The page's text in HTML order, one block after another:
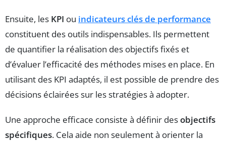
Ensuite, les KPI ou indicateurs clés de performance
constituent des outils indispensables. Ils permettent
de quantifier la réalisation des objectifs fixés et
d’évaluer l’efficacité des méthodes mises en place. En
utilisant des KPI adaptés, il est possible de prendre des
décisions éclairées sur les stratégies à adopter.
Une approche efficace consiste à définir desobjectifs
spécifiques. Cela aide non seulement à orienter la